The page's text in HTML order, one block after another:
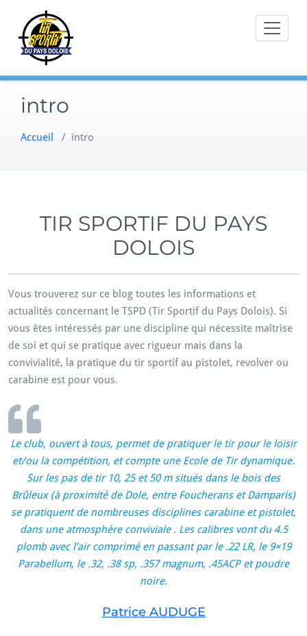
content
intro
Accueil / intro
TIR SPORTIF DU PAYS
DOLOIS
Vous trouverez sur ce blog toutes les informations et
actualités concernant le TSPD (Tir Sportif du Pays Dolois). Si
vous êtes intéressés par une discipline qui nécessite maîtrise
de soi et qui se pratique avec rigueur mais dans la
convivialité, la pratique du tir sportif au pistolet, revolver ou
carabine est pour vous.
Le club, ouvert à tous, permet de pratiquer le tir pour le loisir
et/ou la compétition, et compte une Ecole de Tir dynamique.
Sur les pas de tir 10, 25 et 50 m situés dans le bois des
Brûleux (à proximité de Dole, entre Foucherans et Damparis)
se pratiquent de nombreuses disciplines carabine et pistolet,
dans une atmosphère conviviale . Les calibres vont du 4.5
plomb avec l’air comprimé en passant par le .22 LR, le 9×19
Parabellum, le .32, .38 sp, .357 magnum, .45ACP et poudre
noire.
Patrice AUDUGE